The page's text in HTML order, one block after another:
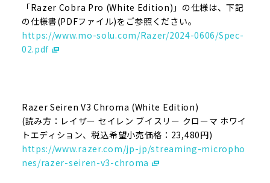
「Razer Cobra Pro (White Edition)」の仕様は、下記
の仕様書(PDFファイル)をご参照ください。
https://www.mo-solu.com/Razer/2024-0606/Spec-
02.pdf
Razer Seiren V3 Chroma (White Edition)
(読み方：レイザー セイレン ブイスリー クローマ ホワイ
トエディション、税込希望小売価格：23,480円)
https://www.razer.com/jp-jp/streaming-micropho
nes/razer-seiren-v3-chroma